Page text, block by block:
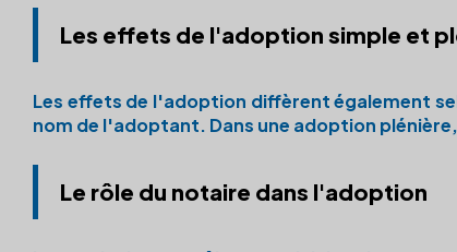
Les effets de l'adoption simple et
Les effets de l'adoption diffèrent également
nom de l'adoptant. Dans une adoption plénière
Le rôle du notaire dans l'adoption